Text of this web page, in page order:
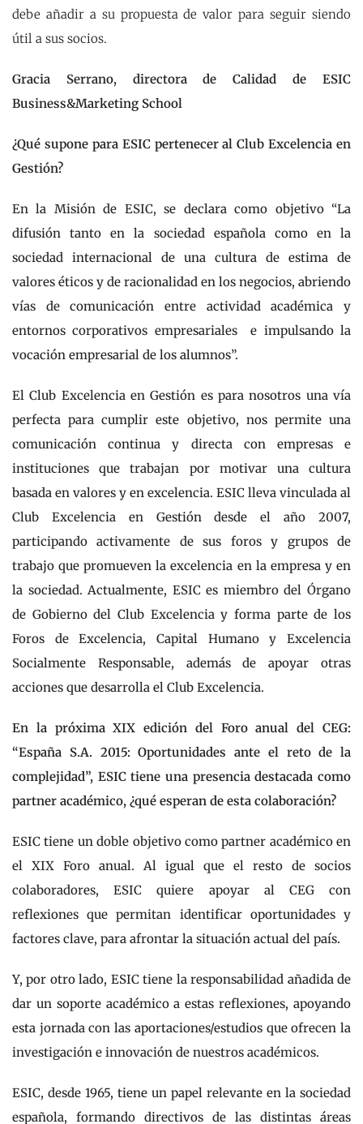
debe añadir a su propuesta de valor para seguir siendo
útil a sus socios.
Gracia Serrano, directora de Calidad de ESIC
Business&Marketing School
¿Qué supone para ESIC pertenecer al Club Excelencia en
Gestión?
En la Misión de ESIC, se declara como objetivo “La
difusión tanto en la sociedad española como en la
sociedad internacional de una cultura de estima de
valores éticos y de racionalidad en los negocios, abriendo
vías de comunicación entre actividad académica y
entornos corporativos empresariales e impulsando la
vocación empresarial de los alumnos”.
El Club Excelencia en Gestión es para nosotros una vía
perfecta para cumplir este objetivo, nos permite una
comunicación continua y directa con empresas e
instituciones que trabajan por motivar una cultura
basada en valores y en excelencia. ESIC lleva vinculada al
Club Excelencia en Gestión desde el año 2007,
participando activamente de sus foros y grupos de
trabajo que promueven la excelencia en la empresa y en
la sociedad. Actualmente, ESIC es miembro del Órgano
de Gobierno del Club Excelencia y forma parte de los
Foros de Excelencia, Capital Humano y Excelencia
Socialmente Responsable, además de apoyar otras
acciones que desarrolla el Club Excelencia.
En la próxima XIX edición del Foro anual del CEG:
“España S.A. 2015: Oportunidades ante el reto de la
complejidad”, ESIC tiene una presencia destacada como
partner académico, ¿qué esperan de esta colaboración?
ESIC tiene un doble objetivo como partner académico en
el XIX Foro anual. Al igual que el resto de socios
colaboradores, ESIC quiere apoyar al CEG con
reflexiones que permitan identificar oportunidades y
factores clave, para afrontar la situación actual del país.
Y, por otro lado, ESIC tiene la responsabilidad añadida de
dar un soporte académico a estas reflexiones, apoyando
esta jornada con las aportaciones/estudios que ofrecen la
investigación e innovación de nuestros académicos.
ESIC, desde 1965, tiene un papel relevante en la sociedad
española, formando directivos de las distintas áreas